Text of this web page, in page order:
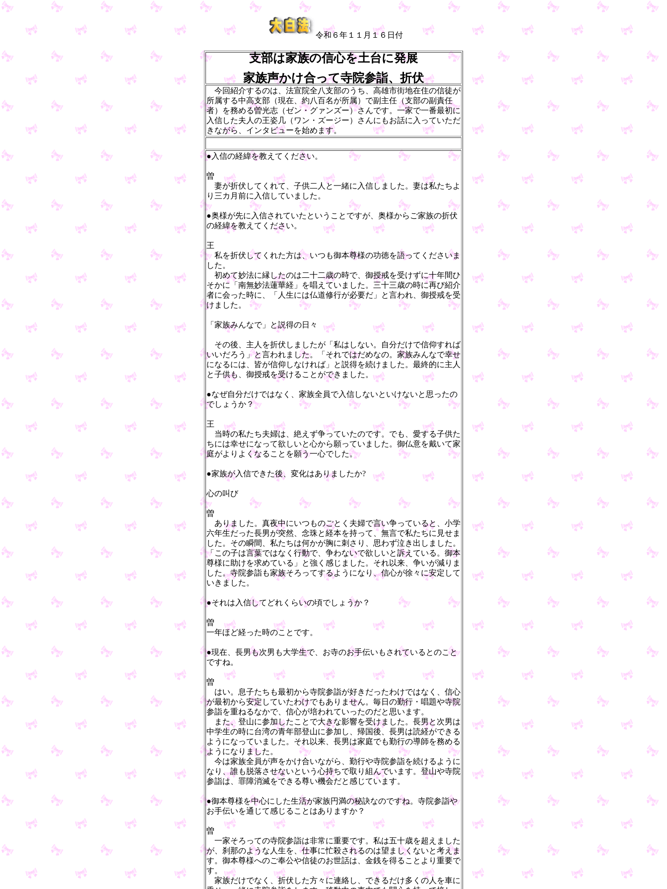
令和６年１１月１６日付
支部は家族の信心を土台に発展
家族声かけ合って寺院参詣、折伏
今回紹介するのは、法宣院全八支部のうち、高雄市街地在住の信徒が
所属する中高支部（現在、約八百名が所属）で副主任（支部の副責任
者）を務める曽光志（ゼン・グァンズー）さんです。一家で一番最初に
入信した夫人の王姿几（ワン・ズージー）さんにもお話に入っていただ
きながら、インタビューを始めます。
●入信の経緯を教えてください。
曽
妻が折伏してくれて、子供二人と一緒に入信しました。妻は私たちよ
り三カ月前に入信していました。
●奥様が先に入信されていたということですが、奥様からご家族の折伏
の経緯を教えてください。
王
私を折伏してくれた方は、いつも御本尊様の功徳を語ってくださいま
した。
初めて妙法に縁したのは二十二歳の時で、御授戒を受けずに十年間ひ
そかに「南無妙法蓮華経」を唱えていました。三十三歳の時に再び紹介
者に会った時に、「人生には仏道修行が必要だ」と言われ、御授戒を受
けました。
「家族みんなで」と説得の日々
その後、主人を折伏しましたが「私はしない。自分だけで信仰すれば
いいだろう」と言われました。「それではだめなの。家族みんなで幸せ
になるには、皆が信仰しなければ」と説得を続けました。最終的に主人
と子供も、御授戒を受けることができました。
●なぜ自分だけではなく、家族全員で入信しないといけないと思ったの
でしょうか？
王
当時の私たち夫婦は、絶えず争っていたのです。でも、愛する子供た
ちには幸せになって欲しいと心から願っていました。御仏意を戴いて家
庭がよりよくなることを願う一心でした。
●家族が入信できた後、変化はありましたか?
心の叫び
曽
ありました。真夜中にいつものごとく夫婦で言い争っていると、小学
六年生だった長男が突然、念珠と経本を持って、無言で私たちに見せま
した。その瞬間、私たちは何かが胸に刺さり、思わず泣き出しました。
「この子は言葉ではなく行動で、争わないで欲しいと訴えている。御本
尊様に助けを求めている」と強く感じました。それ以来、争いが減りま
した。寺院参詣も家族そろってするようになり、信心が徐々に安定して
いきました。
●それは入信してどれくらいの頃でしょうか？
曽
一年ほど経った時のことです。
●現在、長男も次男も大学生で、お寺のお手伝いもされているとのこと
ですね。
曽
はい。息子たちも最初から寺院参詣が好きだったわけではなく、信心
が最初から安定していたわけでもありません。毎日の勤行・唱題や寺院
参詣を重ねるなかで、信心が培われていったのだと思います。
また、登山に参加したことで大きな影響を受けました。長男と次男は
中学生の時に台湾の青年部登山に参加し、帰国後、長男は読経ができる
ようになっていました。それ以来、長男は家庭でも勤行の導師を務める
ようになりました。
今は家族全員が声をかけ合いながら、勤行や寺院参詣を続けるように
なり、誰も脱落させないという心持ちで取り組んでいます。登山や寺院
参詣は、罪障消滅をできる尊い機会だと感じています。
●御本尊様を中心にした生活が家族円満の秘訣なのですね。寺院参詣や
お手伝いを通じて感じることはありますか？
曽
一家そろっての寺院参詣は非常に重要です。私は五十歳を超えました
が、刹那のような人生を、仕事に忙殺されるのは望ましくないと考えま
す。御本尊様へのご奉公や信徒のお世話は、金銭を得ることより重要で
す。
家族だけでなく、折伏した方々に連絡し、できるだけ多くの人を車に